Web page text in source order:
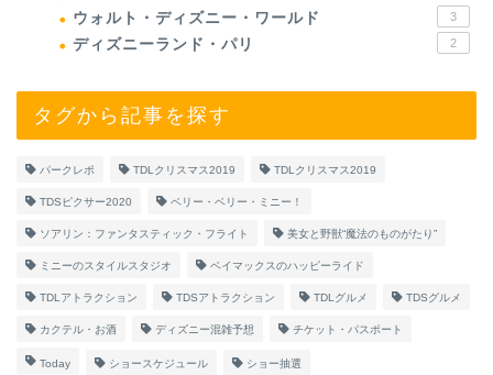
ウォルト・ディズニー・ワールド 3
ディズニーランド・パリ 2
タグから記事を探す
パークレポ TDLクリスマス2019 TDLクリスマス2019
TDSピクサー2020 ベリー・ベリー・ミニー！
ソアリン：ファンタスティック・フライト 美女と野獣“魔法のものがたり”
ミニーのスタイルスタジオ ベイマックスのハッピーライド
TDLアトラクション TDSアトラクション TDLグルメ TDSグルメ
カクテル・お酒 ディズニー混雑予想 チケット・パスポート
Today ショースケジュール ショー抽選